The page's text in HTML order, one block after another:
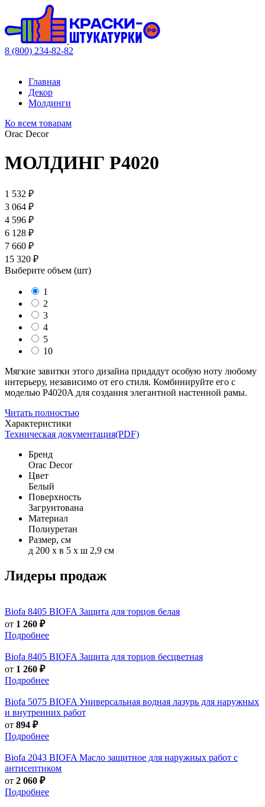
8 (800) 234-82-82
Главная
Декор
Молдинги
Ко всем товарам
Orac Decor
МОЛДИНГ P4020
1 532 ₽
3 064 ₽
4 596 ₽
6 128 ₽
7 660 ₽
15 320 ₽
Выберите объем (шт)
1
2
3
4
5
10
Мягкие завитки этого дизайна придадут особую ноту любому
интерьеру, независимо от его стиля. Комбинируйте его с
моделью P4020A для создания элегантной настенной рамы.
Читать полностью
Характеристики
Техническая документация(PDF)
Бренд
Orac Decor
Цвет
Белый
Поверхность
Загрунтована
Материал
Полиуретан
Размер, см
д 200 x в 5 x ш 2,9 см
Лидеры продаж
Biofa 8405 BIOFA Защита для торцов белая
от 1 260 ₽
Подробнее
Biofa 8405 BIOFA Защита для торцов бесцветная
от 1 260 ₽
Подробнее
Biofa 5075 BIOFA Универсальная водная лазурь для наружных
и внутренних работ
от 894 ₽
Подробнее
Biofa 2043 BIOFA Масло защитное для наружных работ с
антисептиком
от 2 060 ₽
Подробнее